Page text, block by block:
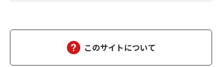
泊延長するけどどうする？ ああ、分かった。じゃ、一泊…
このサイトについて